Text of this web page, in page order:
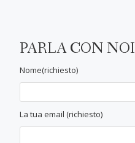
PARLA CON NOI
Nome(richiesto)
La tua email (richiesto)